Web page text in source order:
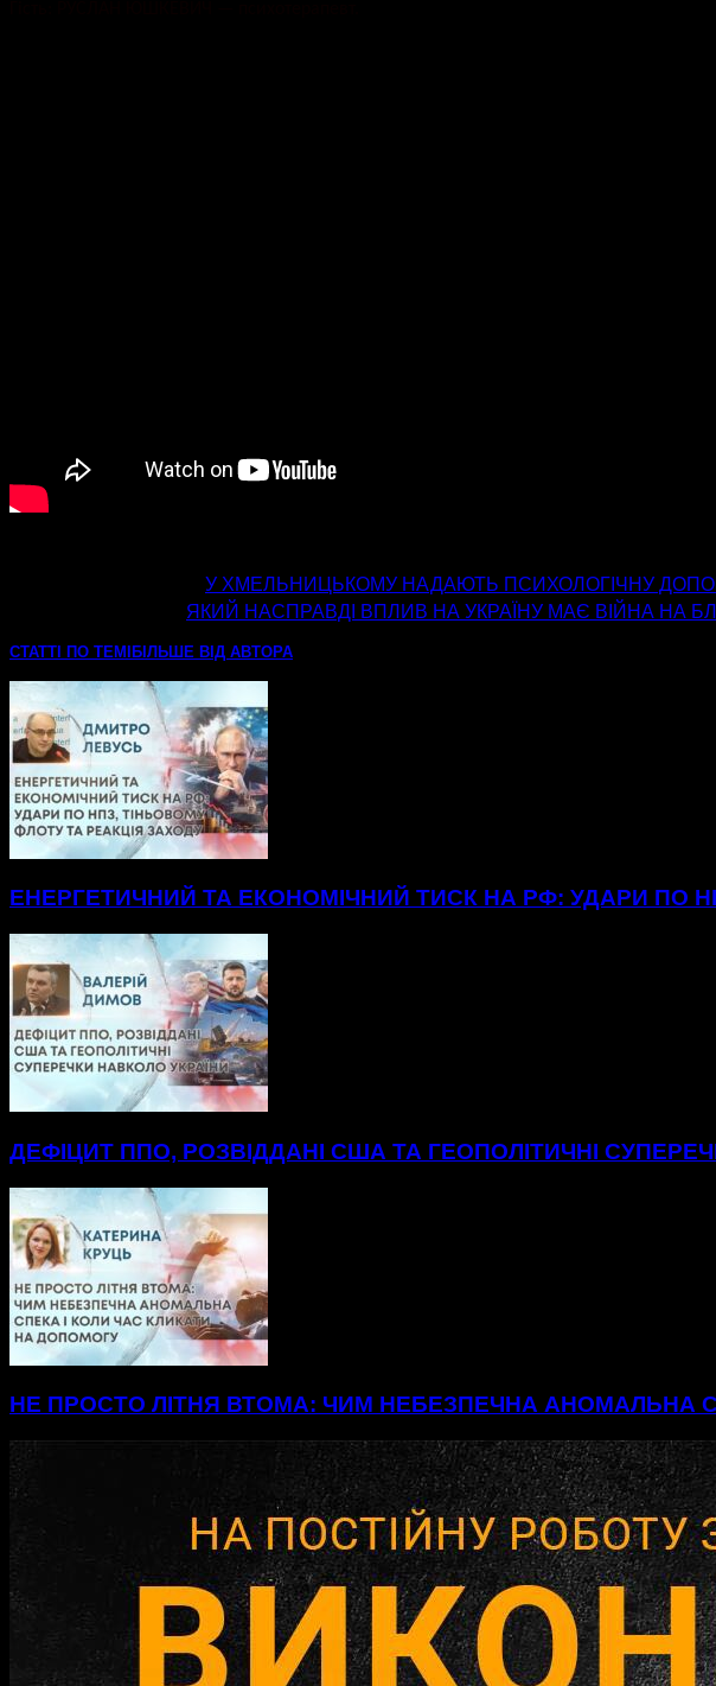
У ХМЕЛЬНИЦЬКОМУ НАДАЮТЬ ПСИХОЛОГІЧНУ
ЯКИЙ НАСПРАВДІ ВПЛИВ НА УКРАЇНУ МАЄ ВІЙНА НА
СТАТТІ ПО ТЕМІ БІЛЬШЕ ВІД АВТОРА
ЕНЕРГЕТИЧНИЙ ТА ЕКОНОМІЧНИЙ ТИСК НА РФ: УДАРИ ПО
ДЕФІЦИТ ППО, РОЗВІДДАНІ США ТА ГЕОПОЛІТИЧНІ
НЕ ПРОСТО ЛІТНЯ ВТОМА: ЧИМ НЕБЕЗПЕЧНА АНОМАЛЬНА